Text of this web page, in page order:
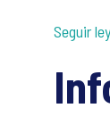
Seguir